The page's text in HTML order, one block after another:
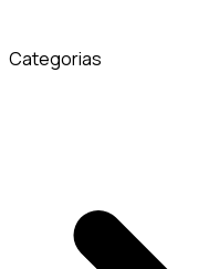
Categorias